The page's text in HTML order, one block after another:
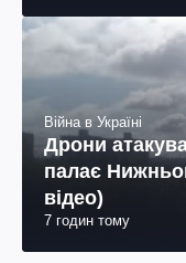
Війна в Україні
Дрони
палає
відео)
7 годин тому